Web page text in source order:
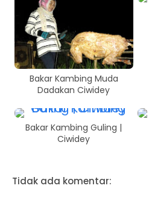
Bakar Kambing Muda
Dadakan Ciwidey
Bakar Kambing Guling |
Ciwidey
Tidak ada komentar: